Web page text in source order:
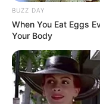
BUZZ DAY
When You Eat Eggs
Your Body